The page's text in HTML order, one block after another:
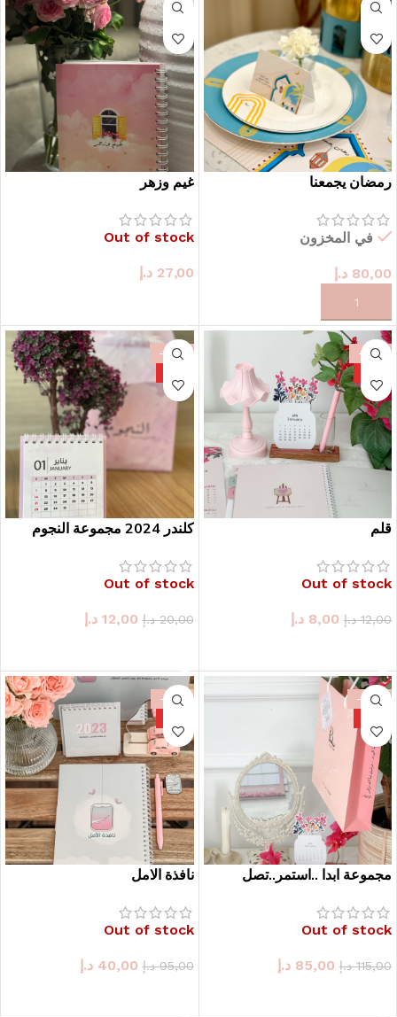
رمضان يجمعنا
في المخزون
80,00 د.إ
حدد الخيارات
غيم وزهر
Out of stock
27,00 د.إ
-33%
قلم
Out of stock
12,00 د.إ 8,00 د.إ
-40%
كلندر 2024 مجموعة النجوم
Out of stock
20,00 د.إ 12,00 د.إ
-26%
مجموعة ابدا ..استمر..تصل
Out of stock
115,00 د.إ 85,00 د.إ
-58%
نافذة الامل
Out of stock
95,00 د.إ 40,00 د.إ